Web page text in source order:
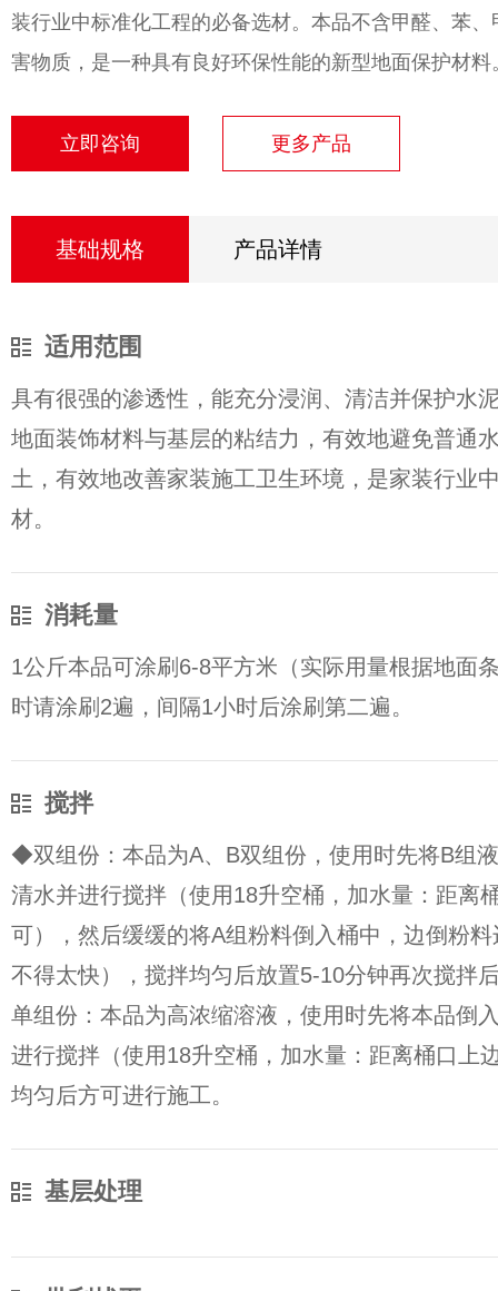
装行业中标准化工程的必备选材。本品不含甲醛、苯
害物质，是一种具有良好环保性能的新型地面保护材料
立即咨询 更多产品
基础规格 产品详情
适用范围
具有很强的渗透性，能充分浸润、清洁并保护水
地面装饰材料与基层的粘结力，有效地避免普通
土，有效地改善家装施工卫生环境，是家装行业
材。
消耗量
1公斤本品可涂刷6-8平方米（实际用量根据地面
时请涂刷2遍，间隔1小时后涂刷第二遍。
搅拌
◆双组份：本品为A、B双组份，使用时先将B组
清水并进行搅拌（使用18升空桶，加水量：距离
可），然后缓缓的将A组粉料倒入桶中，边倒粉
不得太快），搅拌均匀后放置5-10分钟再次搅拌
单组份：本品为高浓缩溶液，使用时先将本品倒
进行搅拌（使用18升空桶，加水量：距离桶口上
均匀后方可进行施工。
基层处理